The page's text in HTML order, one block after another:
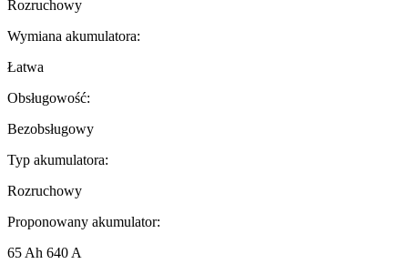
Rozruchowy
Wymiana akumulatora:
Łatwa
Obsługowość:
Bezobsługowy
Typ akumulatora:
Rozruchowy
Proponowany akumulator:
65 Ah 640 A